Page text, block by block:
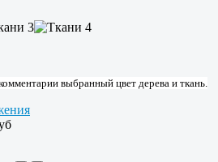
выбранный цвет дерева и ткань.